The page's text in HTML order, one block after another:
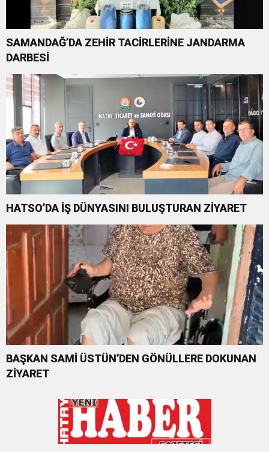
SAMANDAĞ’DA ZEHİR TACİRLERİNE JANDARMA
DARBESİ
HATSO’DA İŞ DÜNYASINI BULUŞTURAN ZİYARET
BAŞKAN SAMİ ÜSTÜN’DEN GÖNÜLLERE DOKUNAN
ZİYARET